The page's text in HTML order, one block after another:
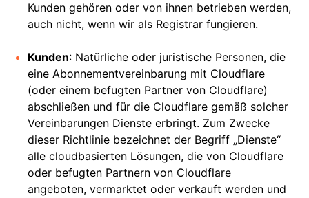
Kunden gehören oder von ihnen betrieben werden,
auch nicht, wenn wir als Registrar fungieren.
Kunden: Natürliche oder juristische Personen, die
eine Abonnementvereinbarung mit Cloudflare
(oder einem befugten Partner von Cloudflare)
abschließen und für die Cloudflare gemäß solcher
Vereinbarungen Dienste erbringt. Zum Zwecke
dieser Richtlinie bezeichnet der Begriff „Dienste“
alle cloudbasierten Lösungen, die von Cloudflare
oder befugten Partnern von Cloudflare
angeboten, vermarktet oder verkauft werden und